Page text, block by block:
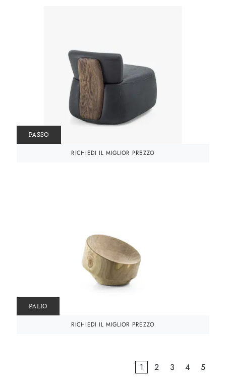
PASSO
RICHIEDI IL MIGLIOR PREZZO
PALIO
RICHIEDI IL MIGLIOR PREZZO
1 2 3 4 5